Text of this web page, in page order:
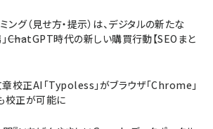
グ（見せ方・提示）は、デジタルの新たな
」――ChatGPT時代の新しい購買行動【SEOまと
校正AI「Typoless」がブラウザ「Chrome」
校正が可能に